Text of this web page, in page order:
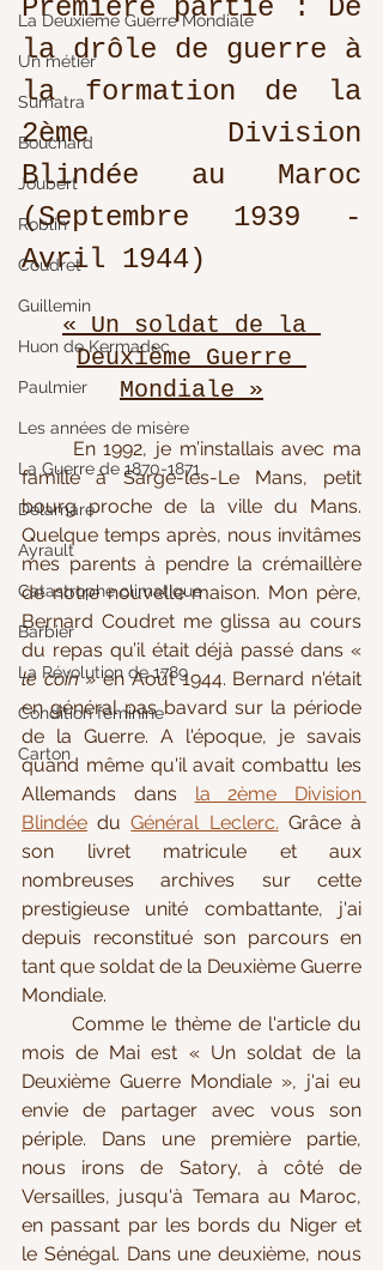
La Deuxième Guerre Mondiale
Un métier
Sumatra
Bouchard
Joubert
Roblin
Coudret
Guillemin
Huon de Kermadec
Paulmier
Les années de misère
La Guerre de 1870-1871
Delamare
Ayrault
Catastrophe climatique
Barbier
La Révolution de 1789
Condition féminine
Carton
Première partie : De
la drôle de guerre à
la formation de la
2ème Division
Blindée au Maroc
(Septembre 1939 -
Avril 1944)
« Un soldat de la
Deuxième Guerre
Mondiale »
En 1992, je m’installais avec ma
famille à Sargé-les-Le Mans, petit
bourg proche de la ville du Mans.
Quelque temps après, nous invitâmes
mes parents à pendre la crémaillère
de notre nouvelle maison. Mon père,
Bernard Coudret me glissa au cours
le coin » en Août 1944. Bernard n'était
en général pas bavard sur la période
de la Guerre. A l'époque, je savais
quand même qu'il avait combattu les
Allemands dans la 2ème Division
Blindée du Général Leclerc. Grâce à
son livret matricule et aux
nombreuses archives sur cette
prestigieuse unité combattante, j'ai
depuis reconstitué son parcours en
tant que soldat de la Deuxième Guerre
Mondiale.
	Comme le thème de l'article du
mois de Mai est « Un soldat de la
Deuxième Guerre Mondiale », j'ai eu
envie de partager avec vous son
périple. Dans une première partie,
nous irons de Satory, à côté de
Versailles, jusqu'à Temara au Maroc,
en passant par les bords du Niger et
le Sénégal. Dans une deuxième, nous